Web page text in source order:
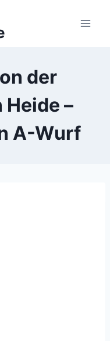
der
–
A-Wurf